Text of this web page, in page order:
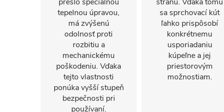
tepelnou úpravou,
má zvýšenú
odolnosť proti
rozbitiu a
mechanickému
poškodeniu. Vďaka
tejto vlastnosti
ponúka vyšší stupeň
bezpečnosti pri
používaní.
sa sprchovací kút
ľahko prispôsobí
konkrétnemu
usporiadaniu
kúpeľne a jej
priestorovým
možnostiam.